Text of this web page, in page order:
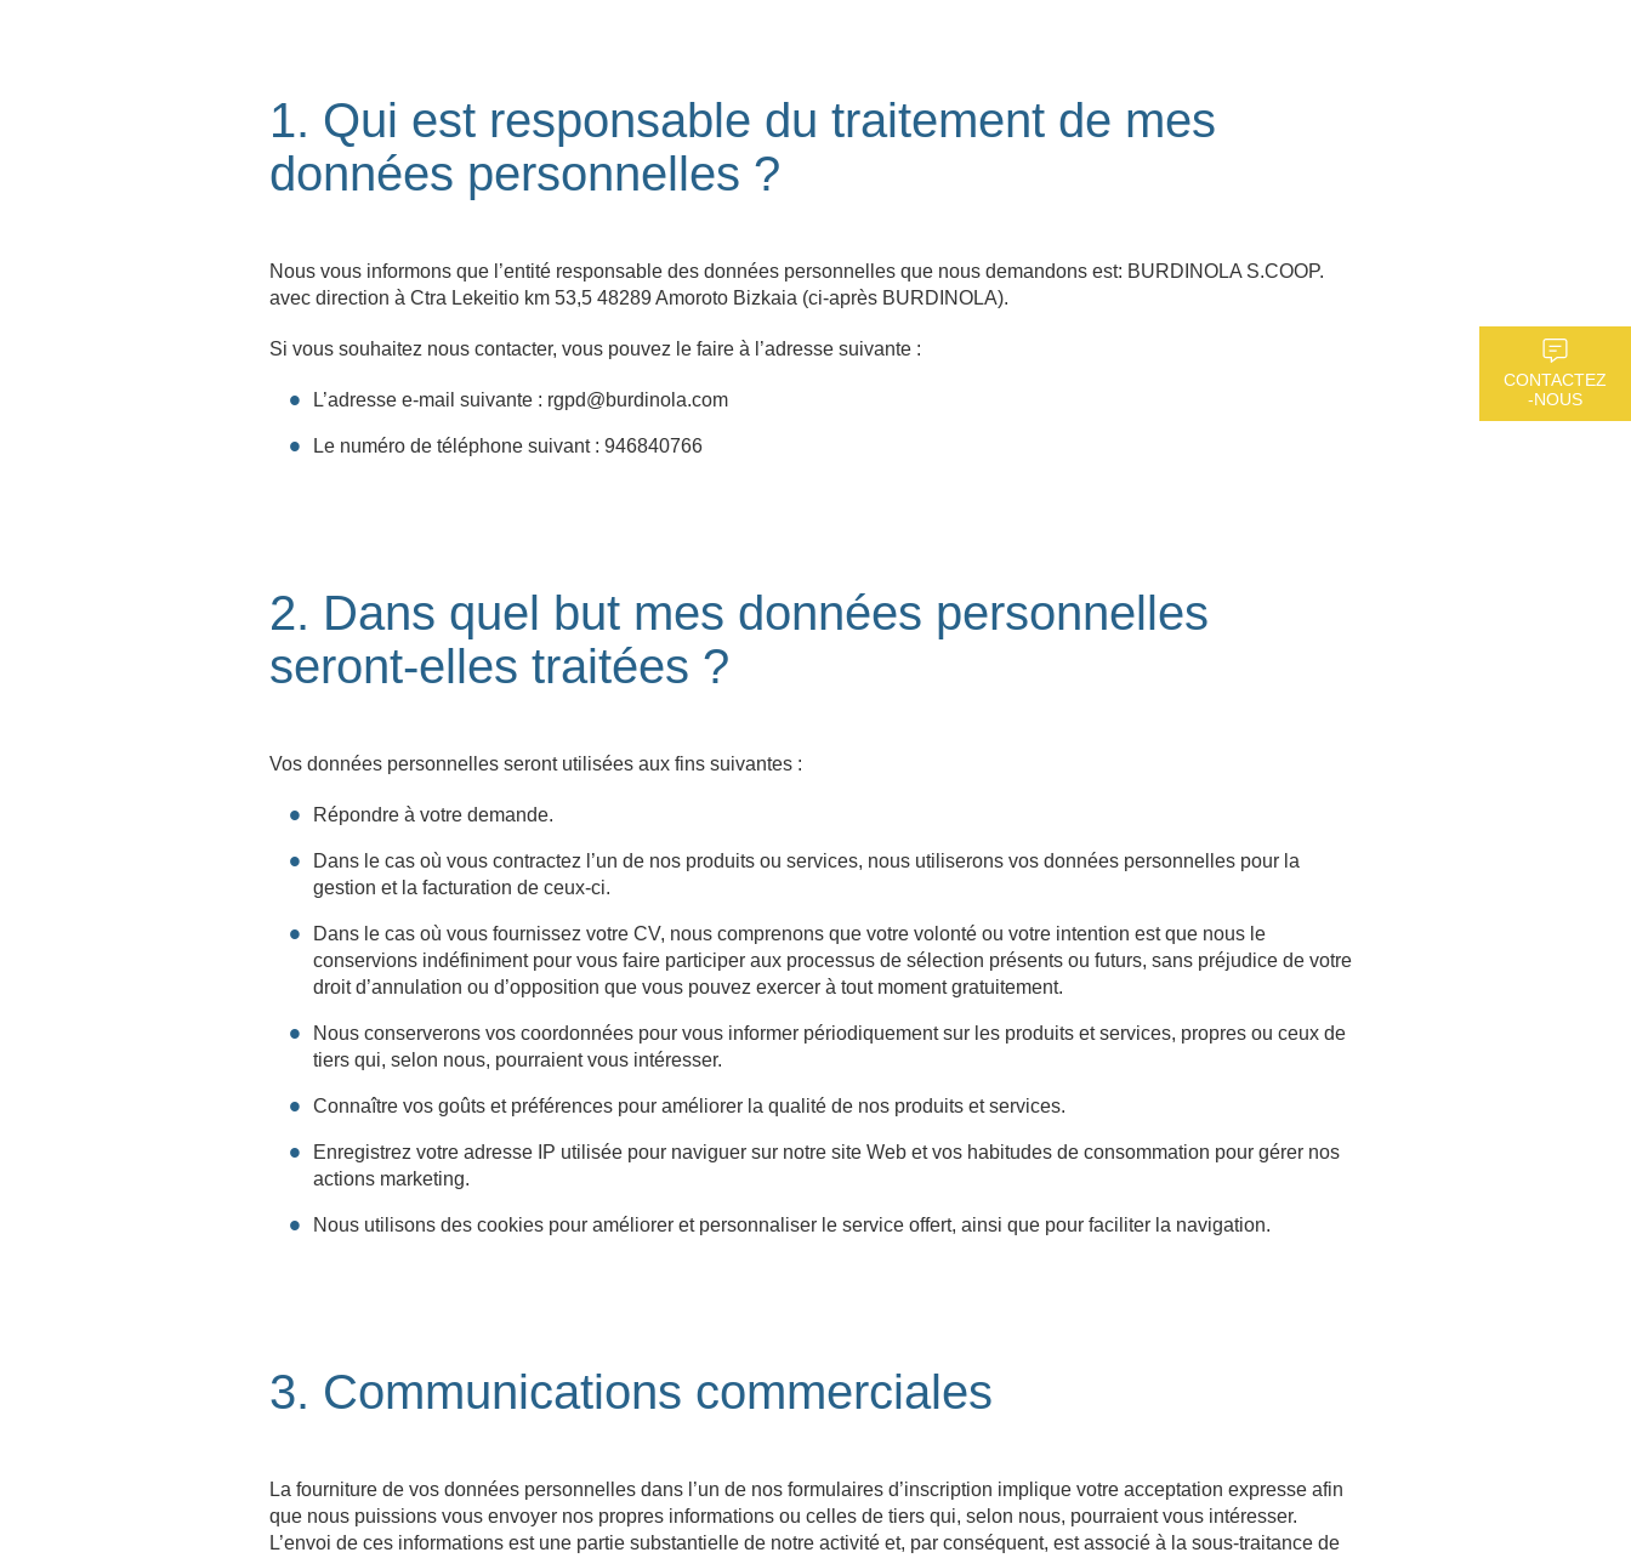
CONTACTEZ
-NOUS
1. Qui est responsable du traitement de mes
données personnelles ?
Nous vous informons que l’entité responsable des données personnelles que nous demandons est: BURDINOLA S.COOP.
avec direction à Ctra Lekeitio km 53,5 48289 Amoroto Bizkaia (ci-après BURDINOLA).
Si vous souhaitez nous contacter, vous pouvez le faire à l’adresse suivante :
L’adresse e-mail suivante : rgpd@burdinola.com
Le numéro de téléphone suivant : 946840766
2. Dans quel but mes données personnelles
seront-elles traitées ?
Vos données personnelles seront utilisées aux fins suivantes :
Répondre à votre demande.
Dans le cas où vous contractez l’un de nos produits ou services, nous utiliserons vos données personnelles pour la
gestion et la facturation de ceux-ci.
Dans le cas où vous fournissez votre CV, nous comprenons que votre volonté ou votre intention est que nous le
conservions indéfiniment pour vous faire participer aux processus de sélection présents ou futurs, sans préjudice de votre
droit d’annulation ou d’opposition que vous pouvez exercer à tout moment gratuitement.
Nous conserverons vos coordonnées pour vous informer périodiquement sur les produits et services, propres ou ceux de
tiers qui, selon nous, pourraient vous intéresser.
Connaître vos goûts et préférences pour améliorer la qualité de nos produits et services.
Enregistrez votre adresse IP utilisée pour naviguer sur notre site Web et vos habitudes de consommation pour gérer nos
actions marketing.
Nous utilisons des cookies pour améliorer et personnaliser le service offert, ainsi que pour faciliter la navigation.
3. Communications commerciales
La fourniture de vos données personnelles dans l’un de nos formulaires d’inscription implique votre acceptation expresse afin
que nous puissions vous envoyer nos propres informations ou celles de tiers qui, selon nous, pourraient vous intéresser.
L’envoi de ces informations est une partie substantielle de notre activité et, par conséquent, est associé à la sous-traitance de